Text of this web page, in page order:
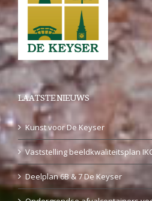
LAATSTE NIEUWS
Kunst voor De Keyser
Vaststelling beeldkwaliteitsplan
Deelplan 6B & 7 De Keyser